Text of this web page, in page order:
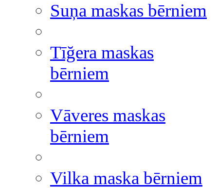
Suņa maskas bērniem
Tīğera maskas
bērniem
Vāveres maskas
bērniem
Vilka maska bērniem